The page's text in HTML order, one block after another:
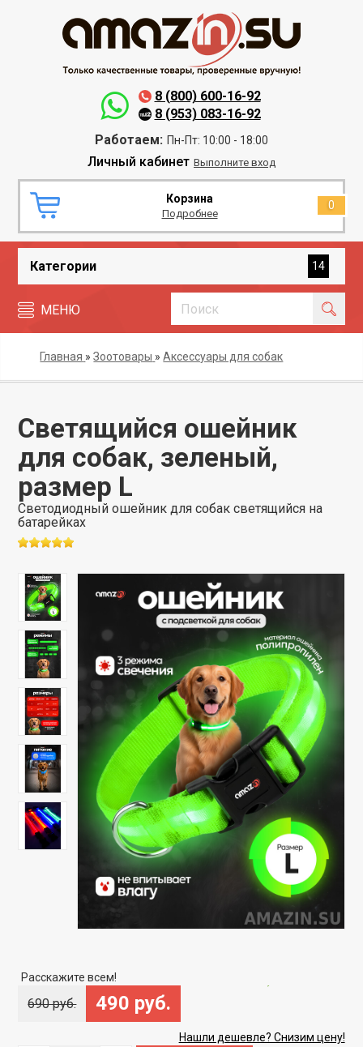
8 (800) 600-16-92
8 (953) 083-16-92
Работаем: Пн-Пт: 10:00 - 18:00
Личный кабинет Выполните вход
Корзина
Подробнее
0
Категории 14
МЕНЮ
Главная »Зоотовары »Аксессуары для собак
Светящийся ошейник
для собак, зеленый,
размер L
Светодиодный ошейник для собак светящийся на
батарейках
Расскажите всем!
690 руб. 490 руб.
Нашли дешевле? Снизим цену!